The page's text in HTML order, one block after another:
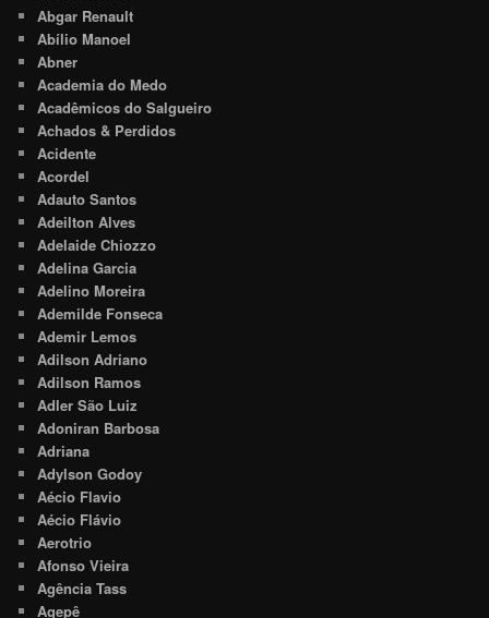
Abgar Renault
Abílio Manoel
Abner
Academia do Medo
Acadêmicos do Salgueiro
Achados & Perdidos
Acidente
Acordel
Adauto Santos
Adeilton Alves
Adelaide Chiozzo
Adelina Garcia
Adelino Moreira
Ademilde Fonseca
Ademir Lemos
Adilson Adriano
Adilson Ramos
Adler São Luiz
Adoniran Barbosa
Adriana
Adylson Godoy
Aécio Flavio
Aécio Flávio
Aerotrio
Afonso Vieira
Agência Tass
Agepê